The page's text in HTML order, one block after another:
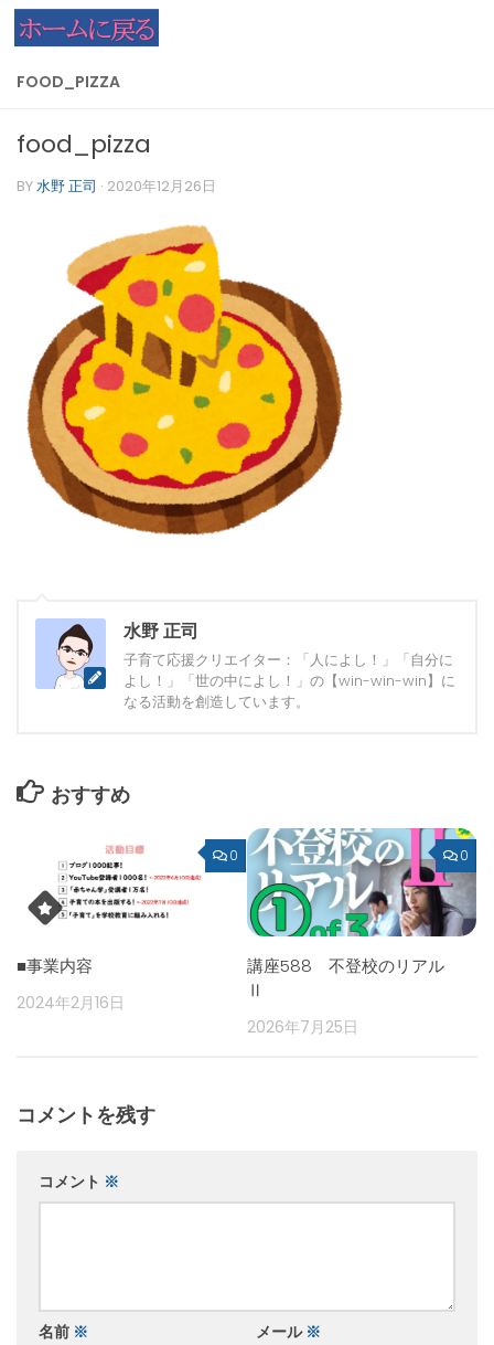
コンテンツへスキップ
FOOD_PIZZA
food_pizza
BY水野 正司 · 2020年12月26日
水野 正司
子育て応援クリエイター：「人によし！」「自分に
よし！」「世の中によし！」の【win-win-win】に
なる活動を創造しています。
おすすめ
0
■事業内容
2024年2月16日
0
講座588 不登校のリアル
Ⅱ
2026年7月25日
コメントを残す
コメント ※
名前 ※ メール ※